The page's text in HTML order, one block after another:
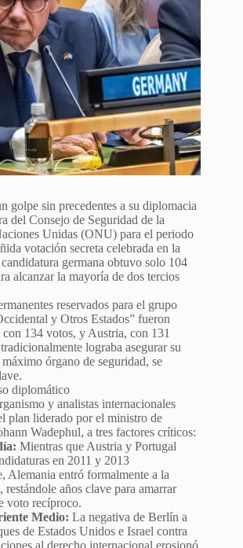
golpe sin precedentes a su diplomacia
del Consejo de Seguridad de la
Unidas (ONU) para el periodo
votación secreta celebrada en la
germana obtuvo solo 104
alcanzar la mayoría de dos tercios
reservados para el grupo
y Otros Estados” fueron
134 votos, y Austria, con 131
lograba asegurar su
órgano de seguridad, se
diplomático
y analistas internacionales
plan liderado por el ministro de
Wadephul, a tres factores críticos:
Mientras que Austria y Portugal
en 2011 y 2013
Alemania entró formalmente a la
restándole años clave para amarrar
voto recíproco.
Medio: La negativa de Berlín a
de Estados Unidos e Israel contra
al derecho internacional erosionó